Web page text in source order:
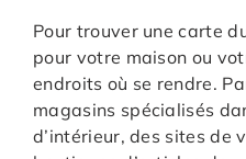
Pour trouver une carte
pour votre maison ou
endroits où se rendre.
magasins spécialisés
d’intérieur, des sites de